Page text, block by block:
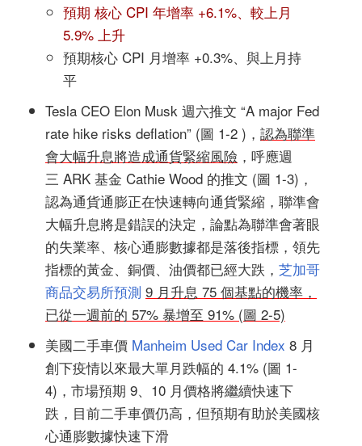
預期 核心 CPI 年增率 +6.1%、較上月
5.9% 上升
預期核心 CPI 月增率 +0.3%、與上月持
平
Tesla CEO Elon Musk 週六推文 “A major Fed
rate hike risks deflation” (圖 1-2 )， 認為聯準
會大幅升息將造成通貨緊縮風險 ，呼應週
三 ARK 基金 Cathie Wood 的推文 (圖 1-3)，
認為通貨通膨正在快速轉向通貨緊縮，聯準會
大幅升息將是錯誤的決定，論點為聯準會著眼
的失業率、核心通膨數據都是落後指標，領先
指標的黃金、銅價、油價都已經大跌， 芝加哥
商品交易所預測 9 月升息 75 個基點的機率，
已從一週前的 57% 暴增至 91% (圖 2-5)
美國二手車價 Manheim Used Car Index 8 月
創下疫情以來最大單月跌幅的 4.1% (圖 1-
4)，市場預期 9、10 月價格將繼續快速下
跌，目前二手車價仍高，但預期有助於美國核
心通膨數據快速下滑